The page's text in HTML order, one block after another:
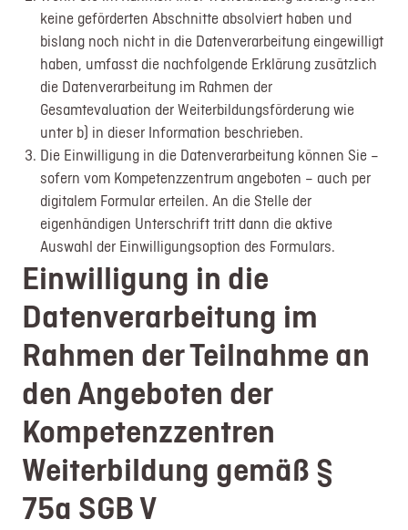
keine geförderten Abschnitte absolviert haben und
bislang noch nicht in die Datenverarbeitung eingewilligt
haben, umfasst die nachfolgende Erklärung zusätzlich
die Datenverarbeitung im Rahmen der
Gesamtevaluation der Weiterbildungsförderung wie
unter b) in dieser Information beschrieben.
Die Einwilligung in die Datenverarbeitung können Sie –
sofern vom Kompetenzzentrum angeboten – auch per
digitalem Formular erteilen. An die Stelle der
eigenhändigen Unterschrift tritt dann die aktive
Auswahl der Einwilligungsoption des Formulars.
Einwilligung in die
Datenverarbeitung im
Rahmen der Teilnahme an
den Angeboten der
Kompetenzzentren
Weiterbildung gemäß §
75a SGB V